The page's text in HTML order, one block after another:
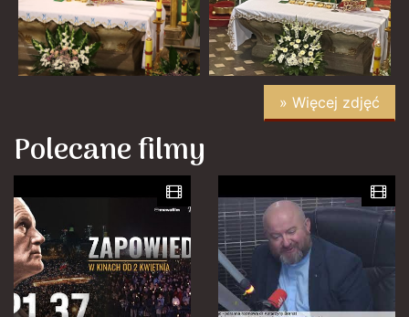
» Więcej zdjęć
Polecane filmy